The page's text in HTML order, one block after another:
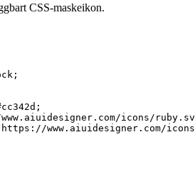
CSS-maskeikon.
icons/
www.aiuidesigner.com/